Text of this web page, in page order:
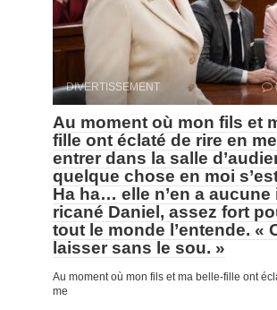
DIVERTISSEMENT
Au moment où mon fils et
fille ont éclaté de rire en
entrer dans la salle
quelque chose en moi
Ha ha… elle n’en a aucune
ricané Daniel, assez fort
tout le monde l’entende. «
laisser sans le sou. »
Au moment où mon fils et ma belle-fille ont
me